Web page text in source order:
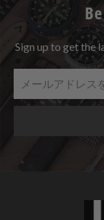
Sign up to get the